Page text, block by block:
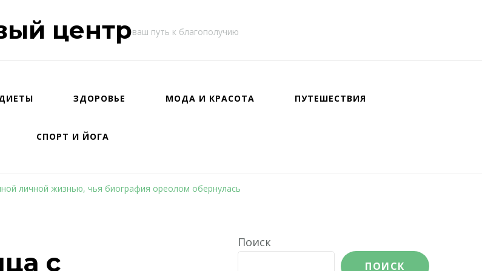
центрваш путь к благополучию
ЗДОРОВЬЕ МОДА И КРАСОТА ПУТЕШЕСТВИЯ
СПОРТ И ЙОГА
личной жизнью, чья биография ореолом обернулась
с
Поиск
ПОИСК